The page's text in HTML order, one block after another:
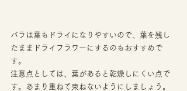
バラは葉もドライになりやすいので、葉を残し
たままドライフラワーにするのもおすすめで
す。
注意点としては、葉があると乾燥しにくい点で
す。あまり重ねて束ねないようにしましょう。